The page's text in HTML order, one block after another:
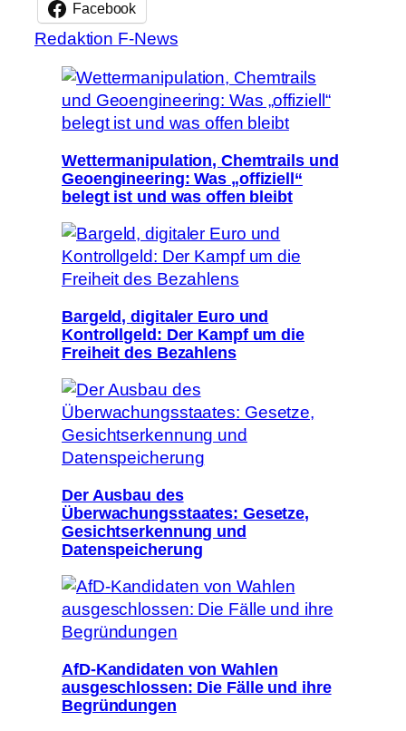
Facebook
Redaktion F-News
Wettermanipulation, Chemtrails und
Geoengineering: Was „offiziell“
belegt ist und was offen bleibt
Bargeld, digitaler Euro und
Kontrollgeld: Der Kampf um die
Freiheit des Bezahlens
Der Ausbau des
Überwachungsstaates: Gesetze,
Gesichtserkennung und
Datenspeicherung
AfD-Kandidaten von Wahlen
ausgeschlossen: Die Fälle und ihre
Begründungen